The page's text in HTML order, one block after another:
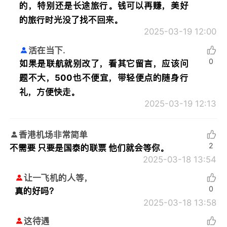
的，特别还是长途旅行。钱可以再赚，美好
的旅行时光没了找不回来。
2025-03-19 12:00
活在当下.
如果是联航就别改了，看其它留言，应该问
题不大，500也不便宜，带轻便点的随身行
礼，方便快走。
2025-03-19 12:13
0
香港机场非常简单
不需要 只要是国泰的联票 他们就会等你。
2025-03-18 13:54
2
让一飞机的人等，
真的好吗？
2025-03-18 13:58
0
这待遇